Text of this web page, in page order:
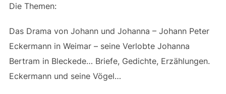
Die Themen:
Das Drama von Johann und Johanna – Johann Peter
Eckermann in Weimar – seine Verlobte Johanna
Bertram in Bleckede… Briefe, Gedichte, Erzählungen.
Eckermann und seine Vögel…